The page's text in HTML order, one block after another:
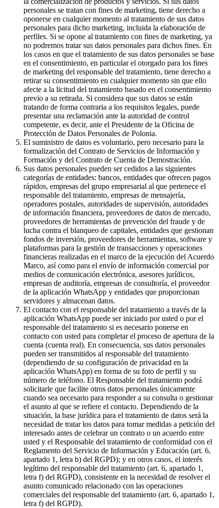
personales se tratan con fines de marketing, tiene derecho a
oponerse en cualquier momento al tratamiento de sus datos
personales para dicho marketing, incluida la elaboración de
perfiles. Si se opone al tratamiento con fines de marketing, ya
no podremos tratar sus datos personales para dichos fines. En
los casos en que el tratamiento de sus datos personales se base
en el consentimiento, en particular el otorgado para los fines
de marketing del responsable del tratamiento, tiene derecho a
retirar su consentimiento en cualquier momento sin que ello
afecte a la licitud del tratamiento basado en el consentimiento
previo a su retirada. Si considera que sus datos se están
tratando de forma contraria a los requisitos legales, puede
presentar una reclamación ante la autoridad de control
competente, es decir, ante el Presidente de la Oficina de
Protección de Datos Personales de Polonia.
El suministro de datos es voluntario, pero necesario para la
formalización del Contrato de Servicios de Información y
Formación y del Contrato de Cuenta de Demostración.
Sus datos personales pueden ser cedidos a las siguientes
categorías de entidades: bancos, entidades que ofrecen pagos
rápidos, empresas del grupo empresarial al que pertenece el
responsable del tratamiento, empresas de mensajería,
operadores postales, autoridades de supervisión, autoridades
de información financiera, proveedores de datos de mercado,
proveedores de herramientas de prevención del fraude y de
lucha contra el blanqueo de capitales, entidades que gestionan
fondos de inversión, proveedores de herramientas, software y
plataformas para la gestión de transacciones y operaciones
financieras realizadas en el marco de la ejecución del Acuerdo
Marco, así como para el envío de información comercial por
medios de comunicación electrónica, asesores jurídicos,
empresas de auditoría, empresas de consultoría, el proveedor
de la aplicación WhatsApp y entidades que proporcionan
servidores y almacenan datos.
El contacto con el responsable del tratamiento a través de la
aplicación WhatsApp puede ser iniciado por usted o por el
responsable del tratamiento si es necesario ponerse en
contacto con usted para completar el proceso de apertura de la
cuenta (cuenta real). En consecuencia, sus datos personales
pueden ser transmitidos al responsable del tratamiento
(dependiendo de su configuración de privacidad en la
aplicación WhatsApp) en forma de su foto de perfil y su
número de teléfono. El Responsable del tratamiento podrá
solicitarle que facilite otros datos personales únicamente
cuando sea necesario para responder a su consulta o gestionar
el asunto al que se refiere el contacto. Dependiendo de la
situación, la base jurídica para el tratamiento de datos será la
necesidad de tratar los datos para tomar medidas a petición del
interesado antes de celebrar un contrato o un acuerdo entre
usted y el Responsable del tratamiento de conformidad con el
Reglamento del Servicio de Información y Educación (art. 6,
apartado 1, letra b) del RGPD); y en otros casos, el interés
legítimo del responsable del tratamiento (art. 6, apartado 1,
letra f) del RGPD), consistente en la necesidad de resolver el
asunto comunicado relacionado con las operaciones
comerciales del responsable del tratamiento (art. 6, apartado 1,
letra f) del RGPD).